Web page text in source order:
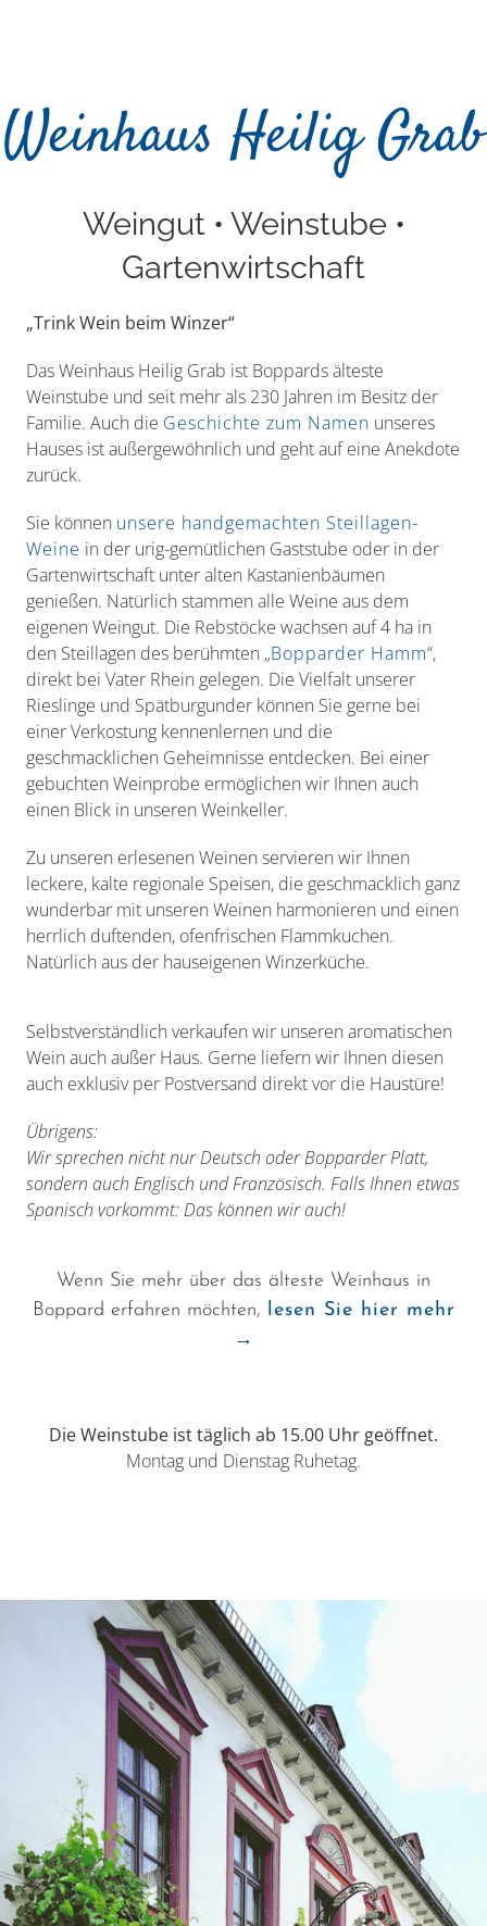
Weinhaus Heilig Grab
Weingut • Weinstube •
Gartenwirtschaft
„Trink Wein beim Winzer“
Das Weinhaus Heilig Grab ist Boppards älteste
Weinstube und seit mehr als 230 Jahren im Besitz der
Familie. Auch die Geschichte zum Namen unseres
Hauses ist außergewöhnlich und geht auf eine Anekdote
zurück.
Sie können unsere handgemachten Steillagen-
Weine in der urig-gemütlichen Gaststube oder in der
Gartenwirtschaft unter alten Kastanienbäumen
genießen. Natürlich stammen alle Weine aus dem
eigenen Weingut. Die Rebstöcke wachsen auf 4 ha in
den Steillagen des berühmten „Bopparder Hamm“,
direkt bei Vater Rhein gelegen. Die Vielfalt unserer
Rieslinge und Spätburgunder können Sie gerne bei
einer Verkostung kennenlernen und die
geschmacklichen Geheimnisse entdecken. Bei einer
gebuchten Weinprobe ermöglichen wir Ihnen auch
einen Blick in unseren Weinkeller.
Zu unseren erlesenen Weinen servieren wir Ihnen
leckere, kalte regionale Speisen, die geschmacklich ganz
wunderbar mit unseren Weinen harmonieren und einen
herrlich duftenden, ofenfrischen Flammkuchen.
Natürlich aus der hauseigenen Winzerküche.
Selbstverständlich verkaufen wir unseren aromatischen
Wein auch außer Haus. Gerne liefern wir Ihnen diesen
auch exklusiv per Postversand direkt vor die Haustüre!
Übrigens:
Wir sprechen nicht nur Deutsch oder Bopparder Platt,
sondern auch Englisch und Französisch. Falls Ihnen etwas
Spanisch vorkommt: Das können wir auch!
Wenn Sie mehr über das älteste Weinhaus in
Boppard erfahren möchten, lesen Sie hier mehr
→
Die Weinstube ist täglich ab 15.00 Uhr geöffnet.
Montag und Dienstag Ruhetag.